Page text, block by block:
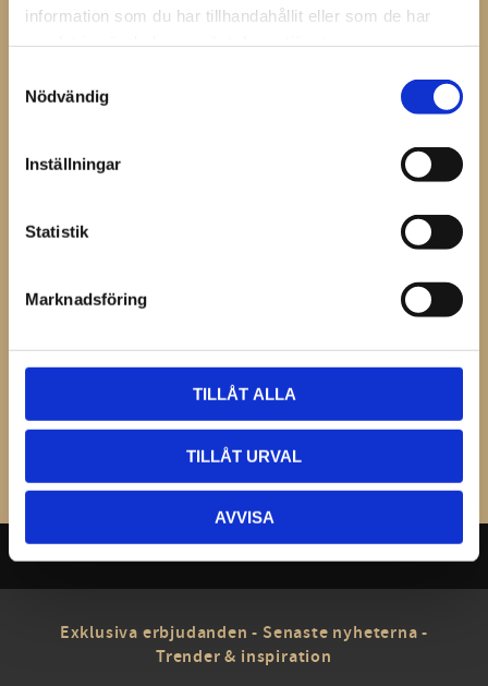
information som du har tillhandahållit eller som de har
Nödvändig
Inställningar
Statistik
Marknadsföring
TILLÅT ALLA
TILLÅT URVAL
AVVISA
Detta svetsämne ingår även i Ortho-Kit 2.
Bli den första att lämna ett omdöme.
Exklusiva erbjudanden - Senaste nyheterna -
Trender & inspiration